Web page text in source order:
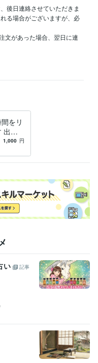
後日連絡させていただきま
る場合がございますが、必
文があった場合、翌日に連
得年 : 2008年
ー
引退） 取得年 : 2009年
ャー
年
年
ソッド
ディング
をリ
出生
スス
1,000 円
い
記事